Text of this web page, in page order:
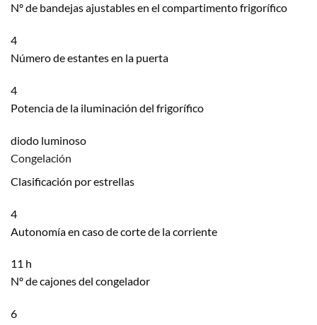
Nº de bandejas ajustables en el compartimento frigorífico
4
Número de estantes en la puerta
4
Potencia de la iluminación del frigorífico
diodo luminoso
Congelación
Clasificación por estrellas
4
Autonomía en caso de corte de la corriente
11 h
Nº de cajones del congelador
6